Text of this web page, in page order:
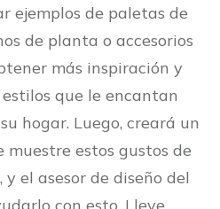
ejemplos de paletas de
de planta o accesorios
más inspiración y
que le encantan
hogar. Luego, creará un
muestre estos gustos de
el asesor de diseño del
con esto. Lleve